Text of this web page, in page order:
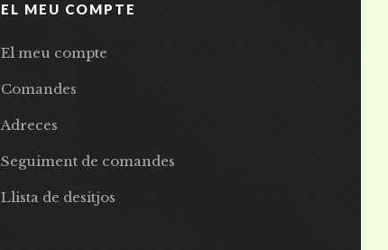
EL MEU COMPTE
El meu compte
Comandes
Adreces
Seguiment de comandes
Llista de desitjos